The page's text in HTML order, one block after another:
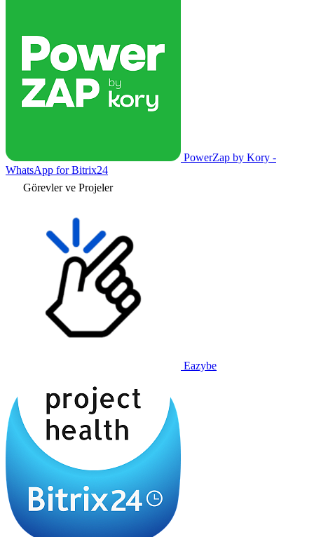
PowerZap by Kory -
WhatsApp for Bitrix24
Görevler ve Projeler
Eazybe